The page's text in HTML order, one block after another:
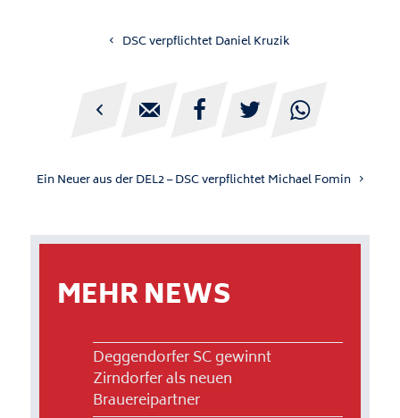
DSC verpflichtet Daniel Kruzik
    
Ein Neuer aus der DEL2 – DSC verpflichtet Michael Fomin
MEHR NEWS
Deggendorfer SC gewinnt
Zirndorfer als neuen
Brauereipartner